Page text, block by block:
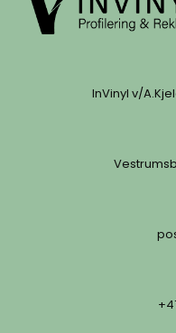
InVinyl v/